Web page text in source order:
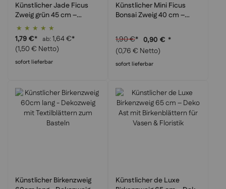
Künstlicher Jade Ficus
Zweig grün 45 cm –
Dekoblätter Ast für
Gestecke & Bastelbedarf
Bewertung:
100%
1,79 €* ab 1,64 €*
(1,50 € Netto)
sofort lieferbar
Künstlicher Mini Ficus
Bonsai Zweig 40 cm –
Bau & Gestecke
1,90 €* 0,90 € *
(0,76 € Netto)
sofort lieferbar
Künstlicher Birkenzweig
Künstlicher de Luxe